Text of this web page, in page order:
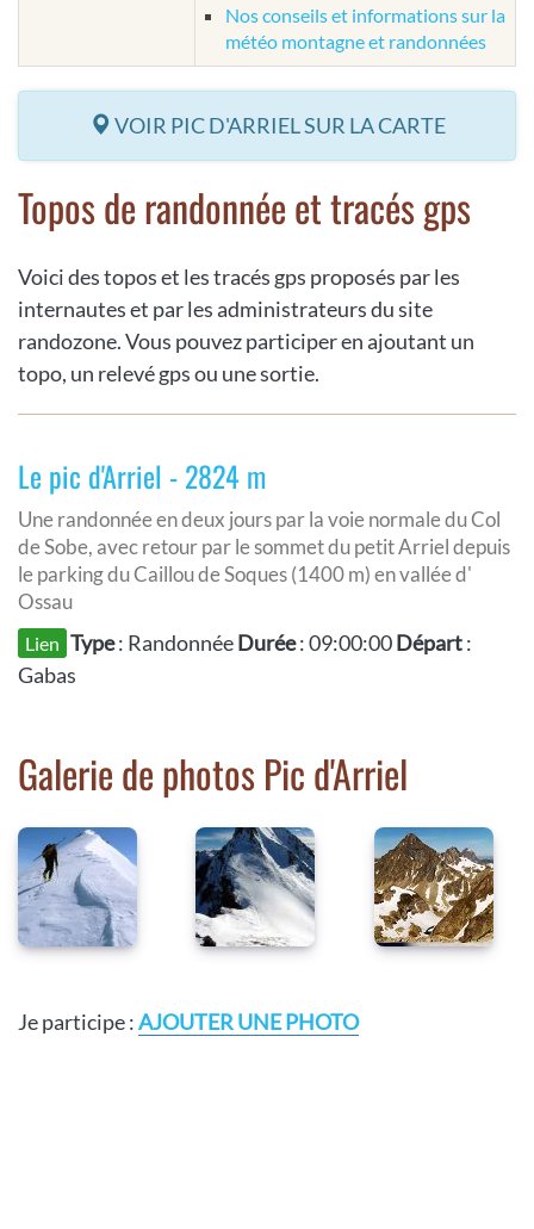
Nos conseils et informations sur la
météo montagne et randonnées
VOIR PIC D'ARRIEL SUR LA CARTE
Topos de randonnée et tracés gps
Voici des topos et les tracés gps proposés par les
internautes et par les administrateurs du site
randozone. Vous pouvez participer en ajoutant un
topo, un relevé gps ou une sortie.
Le pic d'Arriel - 2824 m
Une randonnée en deux jours par la voie normale du Col
de Sobe, avec retour par le sommet du petit Arriel depuis
le parking du Caillou de Soques (1400 m) en vallée d'
Ossau
Lien Type: RandonnéeDurée: 09:00:00Départ:
Gabas
Galerie de photos Pic d'Arriel
Je participe :AJOUTER UNE PHOTO